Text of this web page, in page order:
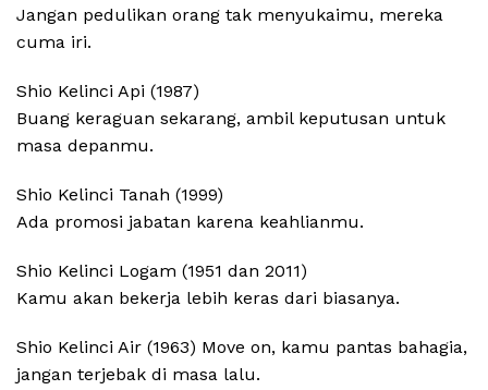
Jangan pedulikan orang tak menyukaimu, mereka
cuma iri.
Shio Kelinci Api (1987)
Buang keraguan sekarang, ambil keputusan untuk
masa depanmu.
Shio Kelinci Tanah (1999)
Ada promosi jabatan karena keahlianmu.
Shio Kelinci Logam (1951 dan 2011)
Kamu akan bekerja lebih keras dari biasanya.
Shio Kelinci Air (1963) Move on, kamu pantas bahagia,
jangan terjebak di masa lalu.